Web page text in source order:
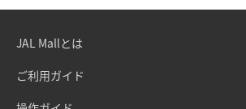
JAL Mallとは
ご利用ガイド